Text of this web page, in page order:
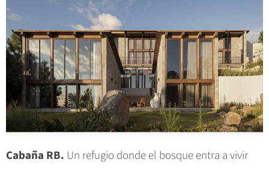
Cabaña RB. Un refugio donde el bosque entra a vivir